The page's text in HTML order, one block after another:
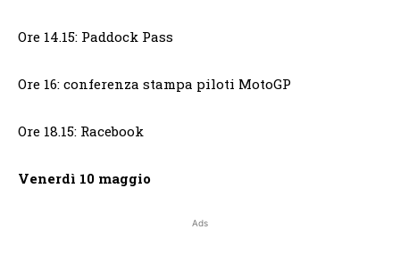
Ore 14.15: Paddock Pass
Ore 16: conferenza stampa piloti MotoGP
Ore 18.15: Racebook
Venerdì 10 maggio
Ads